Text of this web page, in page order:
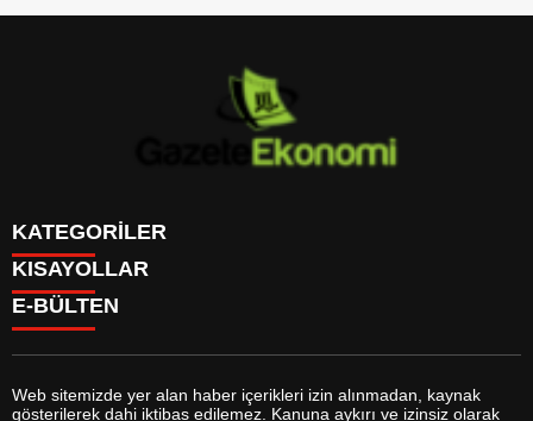
KATEGORİLER
GÜNDEM
DÜNYA
SİYASET
MAGAZİN
SAĞLIK
KISAYOLLAR
BURÇLAR
FİKSTÜR
E-BÜLTEN
Web sitemizde yer alan haber içerikleri izin alınmadan, kaynak
gösterilerek dahi iktibas edilemez. Kanuna aykırı ve izinsiz olarak